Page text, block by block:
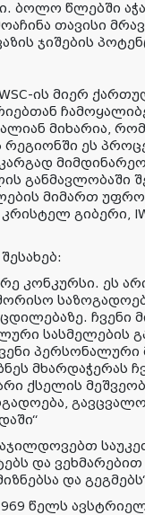
ბოლო წლებში
თავისი
ჯიშების
ის მიერ
მიხარია,
რეგიონში ეს
განმავლობაში
მიმართ
გიბერი,
კონკურსი. ეს
ჩვენი
სასმელების
მხარდაჭერას
ქსელის
და
და
წელს